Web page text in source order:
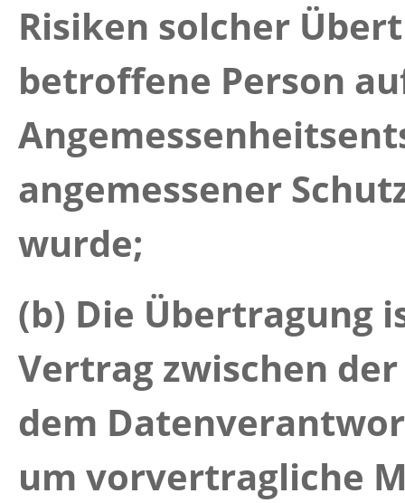
Risiken solcher
betroffene Person
angemessener
wurde;
(b) Die Übertragung
Vertrag zwischen
dem
um vorvertragliche